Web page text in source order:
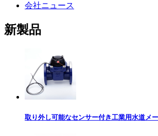
会社ニュース
新製品
取り外し可能なセンサー付き工業用水道メ